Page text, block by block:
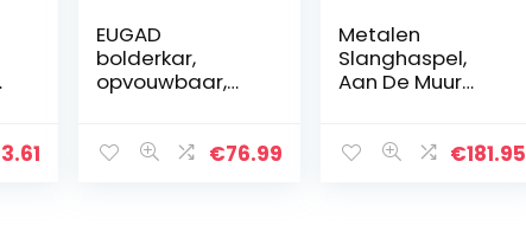
EUGAD
bolderkar,
opvouwbaar,
handwagen€76.99
Metalen
Slanghaspel,
Aan De Muur
Deksel, Outdoor
€181.95